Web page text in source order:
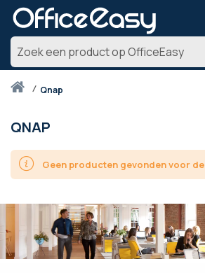
Thuisqnap
QNAP
Geen producten gevonden voor